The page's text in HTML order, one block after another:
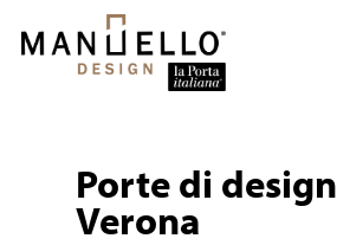
main
Porte di design
Verona